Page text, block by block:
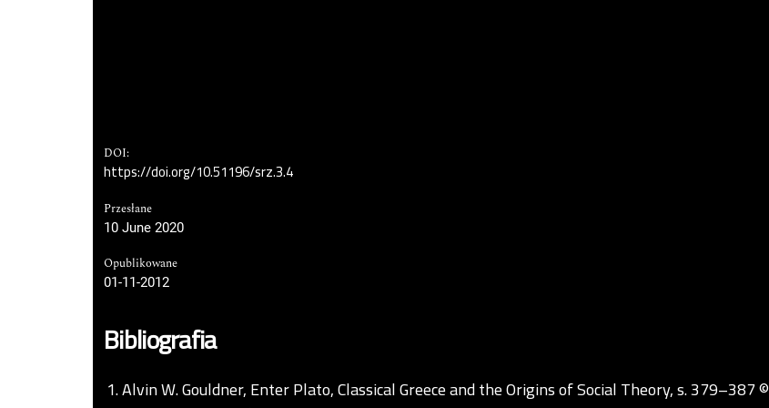
DOI:
https://doi.org/10.51196/srz.3.4
Przesłane
10 June 2020
Opublikowane
01-11-2012
Bibliografia
Alvin W. Gouldner, Enter Plato, Classical Greece and the Origins of Social Theory, s. 379–387 ©